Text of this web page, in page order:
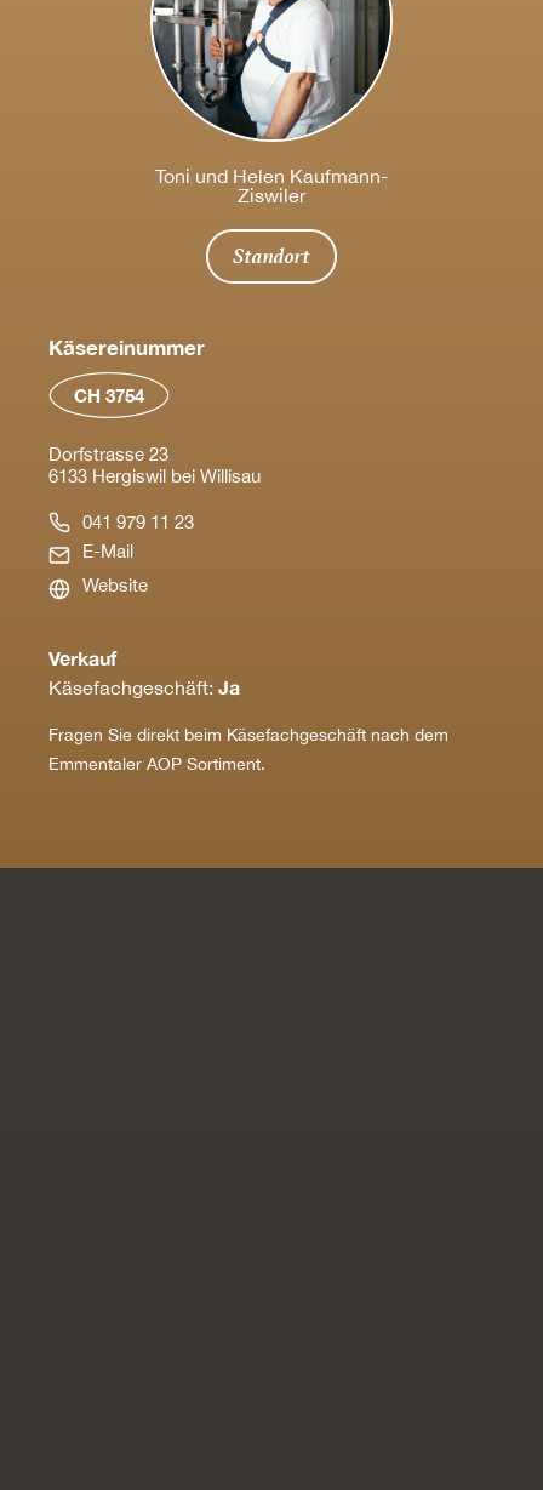
Toni und Helen Kaufmann-
Ziswiler
Standort
Käsereinummer
CH 3754
Dorfstrasse 23
6133 Hergiswil bei Willisau
041 979 11 23
E-Mail
Website
Verkauf
Käsefachgeschäft: Ja
Fragen Sie direkt beim Käsefachgeschäft nach dem
Emmentaler AOP Sortiment.